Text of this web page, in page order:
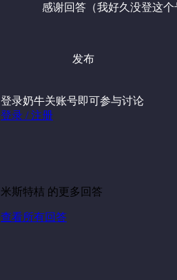
感谢回答（我好久没登这个
发布
登录奶牛关账号即可参与讨论
登录 / 注册
米斯特桔 的更多回答
查看所有回答